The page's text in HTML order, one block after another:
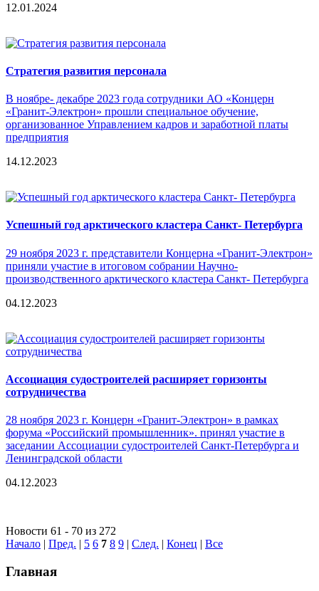
12.01.2024
Стратегия развития персонала
В ноябре- декабре 2023 года сотрудники АО «Концерн
«Гранит-Электрон» прошли специальное обучение,
организованное Управлением кадров и заработной платы
предприятия
14.12.2023
Успешный год арктического кластера Санкт- Петербурга
29 ноября 2023 г. представители Концерна «Гранит-Электрон»
приняли участие в итоговом собрании Научно-
производственного арктического кластера Санкт- Петербурга
04.12.2023
Ассоциация судостроителей расширяет горизонты
сотрудничества
28 ноября 2023 г. Концерн «Гранит-Электрон» в рамках
форума «Российский промышленник». принял участие в
заседании Ассоциации судостроителей Санкт-Петербурга и
Ленинградской области
04.12.2023
Новости 61 - 70 из 272
Начало | Пред. | 5 6 7 8 9 | След. | Конец | Все
Главная